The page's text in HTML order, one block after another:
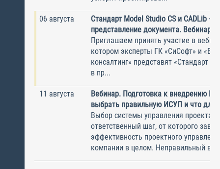
06 августа
Стандарт Model Studio CS и CADLib —
представление документа. Вебинар
Приглашаем принять участие в
котором эксперты ГК «СиСофт» и
консалтинг» представят «Стандарт
в пр...
11 августа
Вебинар. Подготовка к внедрению
выбрать правильную ИСУП и что для
Выбор системы управления
ответственный шаг, от которого
эффективность проектного
компании в целом. Неправильный